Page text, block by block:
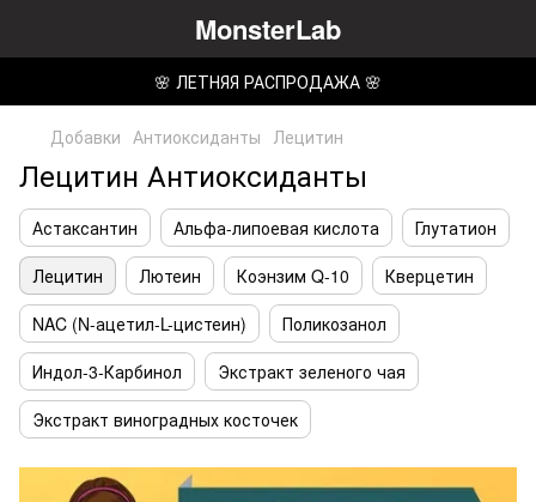
MonsterLab
🌸 ЛЕТНЯЯ РАСПРОДАЖА 🌸
Добавки Антиоксиданты Лецитин
Лецитин Антиоксиданты
Астаксантин Альфа-липоевая кислота
Глутатион
Лецитин
Лютеин Коэнзим Q-10
Кверцетин
NAC (N-ацетил-L-цистеин)
Поликозанол
Индол-3-Карбинол
Экстракт зеленого чая
Экстракт виноградных косточек